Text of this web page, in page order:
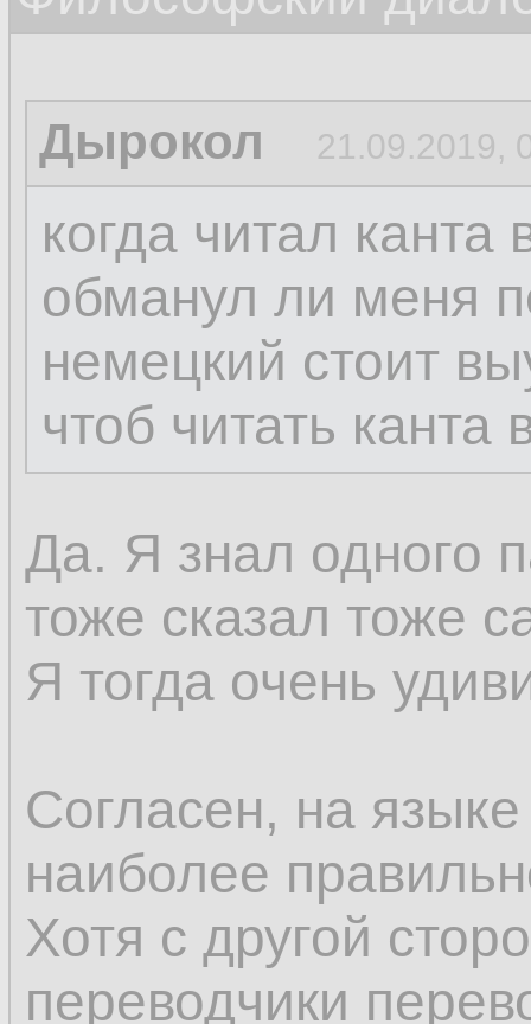
Дырокол 21.09.2019,
когда читал
обманул ли меня
немецкий стоит
чтоб читать канта
Да. Я знал одного
тоже сказал тоже
Я тогда очень
Согласен, на
наиболее
Хотя с другой
переводчики